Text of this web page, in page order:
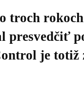
troch
presvedčiť
je totiž